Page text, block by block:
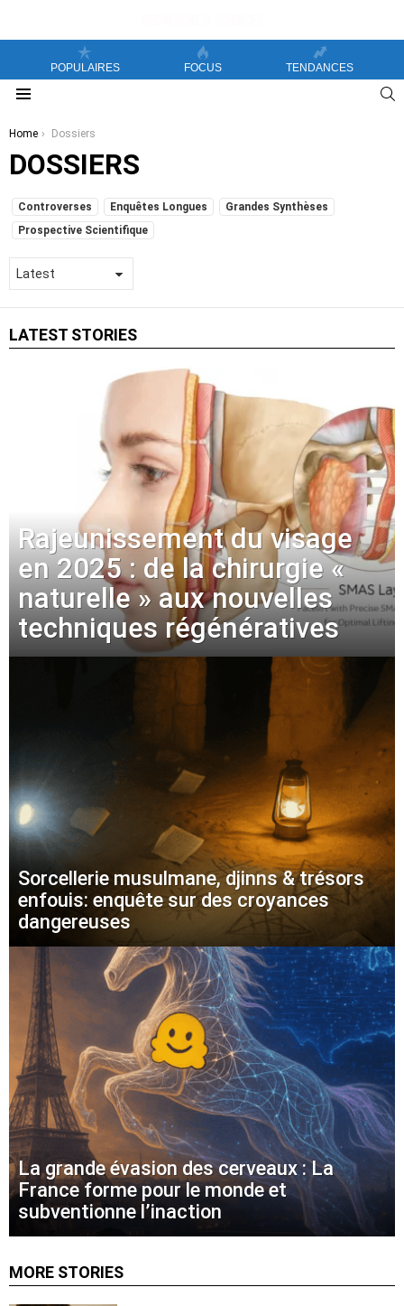
POPULAIRES FOCUS TENDANCES
You are here:
Home Dossiers
DOSSIERS
SUBTERMS
Controverses Enquêtes Longues
Grandes Synthèses
Prospective Scientifique
LATEST STORIES
Rajeunissement du visage
en 2025 : de la chirurgie «
naturelle » aux nouvelles
techniques régénératives
Sorcellerie musulmane, djinns & trésors
enfouis: enquête sur des croyances
dangereuses
La grande évasion des cerveaux : La
France forme pour le monde et
subventionne l’inaction
MORE STORIES